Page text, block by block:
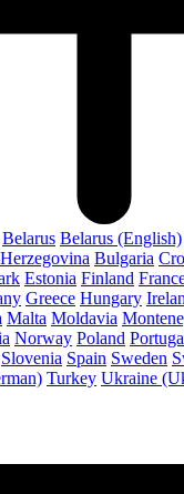
Belarus Belarus (English)
Bulgaria
Estonia Finland
Greece Hungary
Malta Moldavia
Norway Poland
Slovenia Spain Sweden
Turkey Ukraine